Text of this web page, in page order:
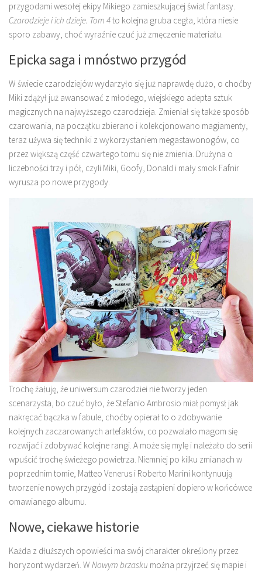
przygodami wesołej ekipy Mikiego zamieszkującej świat fantasy.
Czarodzieje i ich dzieje. Tom 4to kolejna gruba cegła, która niesie
sporo zabawy, choć wyraźnie czuć już zmęczenie materiału.
Epicka saga i mnóstwo przygód
W świecie czarodziejów wydarzyło się już naprawdę dużo, o choćby
Miki zdążył już awansować z młodego, wiejskiego adepta sztuk
magicznych na najwyższego czarodzieja. Zmieniał się także sposób
czarowania, na początku zbierano i kolekcjonowano magiamenty,
teraz używa się techniki z wykorzystaniem megastawonogów, co
przez większą część czwartego tomu się nie zmienia. Drużyna o
liczebności trzy i pół, czyli Miki, Goofy, Donald i mały smok Fafnir
wyrusza po nowe przygody.
Trochę żałuję, że uniwersum czarodziei nie tworzy jeden
scenarzysta, bo czuć było, że Stefanio Ambrosio miał pomysł jak
nakręcać bączka w fabule, choćby opierał to o zdobywanie
kolejnych zaczarowanych artefaktów, co pozwalało magom się
rozwijać i zdobywać kolejne rangi. A może się mylę i należało do serii
wpuścić trochę świeżego powietrza. Niemniej po kilku zmianach w
poprzednim tomie, Matteo Venerus i Roberto Marini kontynuują
tworzenie nowych przygód i zostają zastąpieni dopiero w końcówce
omawianego albumu.
Nowe, ciekawe historie
Każda z dłuższych opowieści ma swój charakter określony przez
horyzont wydarzeń. W Nowym brzasku można przyjrzeć się mapie i